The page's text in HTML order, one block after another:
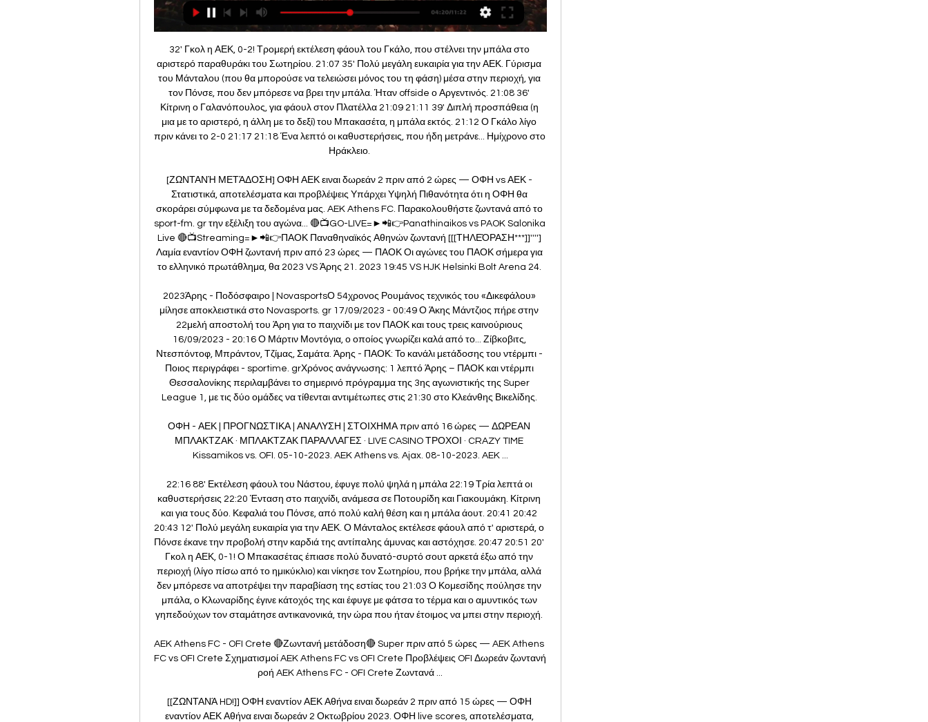
32' Γκολ η ΑΕΚ, 0-2! Τρομερή εκτέλεση φάουλ του Γκάλο, που στέλνει την μπάλα στο
αριστερό παραθυράκι του Σωτηρίου. 21:07 35' Πολύ μεγάλη ευκαιρία για την ΑΕΚ. Γύρισμα
του Μάνταλου (που θα μπορούσε να τελειώσει μόνος του τη φάση) μέσα στην περιοχή, για
τον Πόνσε, που δεν μπόρεσε να βρει την μπάλα. Ήταν offside ο Αργεντινός. 21:08 36'
Κίτρινη ο Γαλανόπουλος, για φάουλ στον Πλατέλλα 21:09 21:11 39' Διπλή προσπάθεια (η
μια με το αριστερό, η άλλη με το δεξί) του Μπακασέτα, η μπάλα εκτός. 21:12 Ο Γκάλο λίγο
πριν κάνει το 2-0 21:17 21:18 Ένα λεπτό οι καθυστερήσεις, που ήδη μετράνε... Ημίχρονο στο
Ηράκλειο.
[ΖΩΝΤΑΝΉ ΜΕΤΆΔΟΣΗ] ΟΦΗ ΑΕΚ ειναι δωρεάν 2 πριν από 2 ώρες — ΟΦΗ vs ΑΕΚ -
Στατιστικά, αποτελέσματα και προβλέψεις Υπάρχει Υψηλή Πιθανότητα ότι η ΟΦΗ θα
σκοράρει σύμφωνα με τα δεδομένα μας. AEK Athens FC. Παρακολουθήστε ζωντανά από το
sport-fm. gr την εξέλιξη του αγώνα... 🔴📺GO-LIVE=►📲👉Panathinaikos vs PAOK Salonika
Live 🔴📺Streaming=►📲👉ΠΑΟΚ Παναθηναϊκός Αθηνών ζωντανή [[[ΤΗΛΕΌΡΑΣΗ***]]'''']
Λαμία εναντίον ΟΦΗ ζωντανή πριν από 23 ώρες — ΠΑΟΚ Οι αγώνες του ΠΑΟΚ σήμερα για
το ελληνικό πρωτάθλημα, θα 2023 VS Άρης 21. 2023 19:45 VS HJK Helsinki Bolt Arena 24.
2023Άρης - Ποδόσφαιρο | NovasportsΟ 54χρονος Ρουμάνος τεχνικός του «Δικεφάλου»
μίλησε αποκλειστικά στο Novasports. gr 17/09/2023 - 00:49 Ο Άκης Μάντζιος πήρε στην
22μελή αποστολή του Άρη για το παιχνίδι με τον ΠΑΟΚ και τους τρεις καινούριους
16/09/2023 - 20:16 Ο Μάρτιν Μοντόγια, ο οποίος γνωρίζει καλά από το... Ζίβκοβιτς,
Ντεσπόντοφ, Μπράντον, Τζίμας, Σαμάτα. Άρης - ΠΑΟΚ: Το κανάλι μετάδοσης του ντέρμπι -
Ποιος περιγράφει - sportime. grΧρόνος ανάγνωσης: 1 λεπτό Άρης – ΠΑΟΚ και ντέρμπι
Θεσσαλονίκης περιλαμβάνει το σημερινό πρόγραμμα της 3ης αγωνιστικής της Super
League 1, με τις δύο ομάδες να τίθενται αντιμέτωπες στις 21:30 στο Κλεάνθης Βικελίδης.
ΟΦΗ - ΑΕΚ | ΠΡΟΓΝΩΣΤΙΚΑ | ΑΝΑΛΥΣΗ | ΣΤΟΙΧΗΜΑ πριν από 16 ώρες — ΔΩΡΕΑΝ
ΜΠΛΑΚΤΖΑΚ · ΜΠΛΑΚΤΖΑΚ ΠΑΡΑΛΛΑΓΕΣ · LIVE CASINO ΤΡΟΧΟΙ · CRAZY TIME
Kissamikos vs. OFI. 05-10-2023. AEK Athens vs. Ajax. 08-10-2023. AEK ...
22:16 88' Εκτέλεση φάουλ του Νάστου, έφυγε πολύ ψηλά η μπάλα 22:19 Τρία λεπτά οι
καθυστερήσεις 22:20 Ένταση στο παιχνίδι, ανάμεσα σε Ποτουρίδη και Γιακουμάκη. Κίτρινη
και για τους δύο. Κεφαλιά του Πόνσε, από πολύ καλή θέση και η μπάλα άουτ. 20:41 20:42
20:43 12' Πολύ μεγάλη ευκαιρία για την ΑΕΚ. Ο Μάνταλος εκτέλεσε φάουλ από τ' αριστερά, ο
Πόνσε έκανε την προβολή στην καρδιά της αντίπαλης άμυνας και αστόχησε. 20:47 20:51 20'
Γκολ η ΑΕΚ, 0-1! Ο Μπακασέτας έπιασε πολύ δυνατό-συρτό σουτ αρκετά έξω από την
περιοχή (λίγο πίσω από το ημικύκλιο) και νίκησε τον Σωτηρίου, που βρήκε την μπάλα, αλλά
δεν μπόρεσε να αποτρέψει την παραβίαση της εστίας του 21:03 Ο Κομεσίδης πούλησε την
μπάλα, ο Κλωναρίδης έγινε κάτοχός της και έφυγε με φάτσα το τέρμα και ο αμυντικός των
γηπεδούχων τον σταμάτησε αντικανονικά, την ώρα που ήταν έτοιμος να μπει στην περιοχή.
AEK Athens FC - OFI Crete 🔴Ζωντανή μετάδοση🔴 Super πριν από 5 ώρες — AEK Athens
FC vs OFI Crete Σχηματισμοί AEK Athens FC vs OFI Crete Προβλέψεις OFI Δωρεάν ζωντανή
ροή AEK Athens FC - OFI Crete Ζωντανά ...
[[ΖΩΝΤΑΝΆ HD!]] ΟΦΗ εναντίον ΑΕΚ Αθήνα ειναι δωρεάν 2 πριν από 15 ώρες — ΟΦΗ
εναντίον ΑΕΚ Αθήνα ειναι δωρεάν 2 Οκτωβρίου 2023. ΟΦΗ live scores, αποτελέσματα,